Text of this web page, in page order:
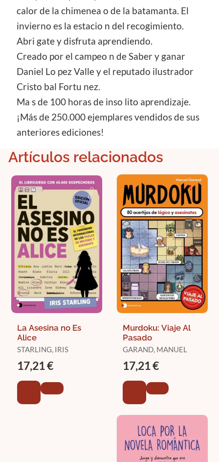
calor de la chimenea o de la batamanta. El
invierno es la estacio n del recogimiento.
Abri gate y disfruta aprendiendo.
Creado por el campeo n de Saber y ganar
Daniel Lo pez Valle y el reputado ilustrador
Cristo bal Fortu nez.
Ma s de 100 horas de inso lito aprendizaje.
¡Más de 250.000 ejemplares vendidos de sus
anteriores ediciones!
Artículos relacionados
La Asesina no Es
Alice
STARLING, IRIS
17,21 €
Murdoku: Viaje Al
Pasado
GARAND, MANUEL
17,21 €